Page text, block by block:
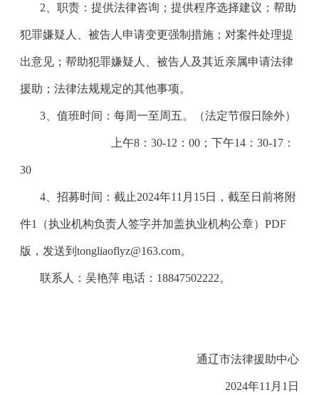
2、职责： 提供法律咨询；提供程序选择建议；帮助
犯罪嫌疑人、被告人申请变更强制措施；对案件处理提
出意见；帮助犯罪嫌疑人、被告人及其近亲属申请法律
援助；法律法规规定的其他事项。
3、值班时间：每周一至周五。（法定节假日除外）
上午8：30-12：00；下午14：30-17：
30
4、招募时间：截止2024年11月15日，截至日前将附
件1（执业机构负责人签字并加盖执业机构公章）PDF
版，发送到tongliaoflyz@163.com。
联系人：吴艳萍 电话：18847502222。
通辽市法律援助中心
2024年11月1日